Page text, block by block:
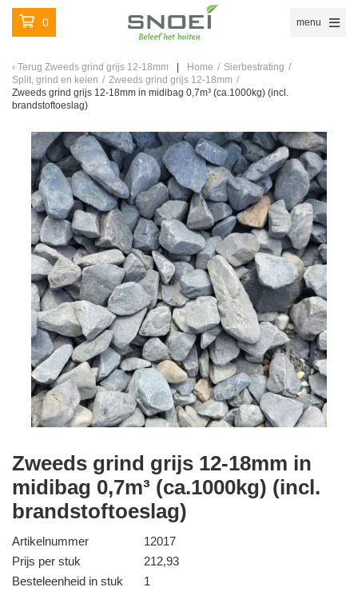
0 menu
Terug Zweeds grind grijs 12-18mm Home / Sierbestrating /
Split, grind en keien / Zweeds grind grijs 12-18mm /
Zweeds grind grijs 12-18mm in midibag 0,7m³ (ca.1000kg) (incl.
brandstoftoeslag)
Zweeds grind grijs 12-18mm in
midibag 0,7m³ (ca.1000kg) (incl.
brandstoftoeslag)
Artikelnummer
12017
Prijs per stuk
212,93
Besteleenheid in stuk
1